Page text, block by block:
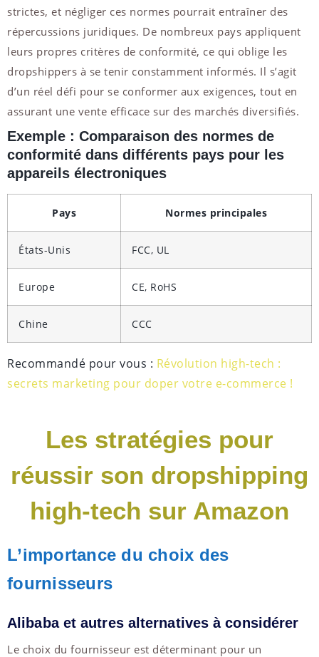
strictes, et négliger ces normes pourrait entraîner des
répercussions juridiques. De nombreux pays appliquent
leurs propres critères de conformité, ce qui oblige les
dropshippers à se tenir constamment informés. Il s’agit
d’un réel défi pour se conformer aux exigences, tout en
assurant une vente efficace sur des marchés diversifiés.
Exemple : Comparaison des normes de
conformité dans différents pays pour les
appareils électroniques
Pays Normes principales
États-Unis FCC, UL
Europe CE, RoHS
Chine CCC
Recommandé pour vous : Révolution high-tech :
secrets marketing pour doper votre e-commerce !
Les stratégies pour
réussir son dropshipping
high-tech sur Amazon
L’importance du choix des
fournisseurs
Alibaba et autres alternatives à considérer
Le choix du fournisseur est déterminant pour un